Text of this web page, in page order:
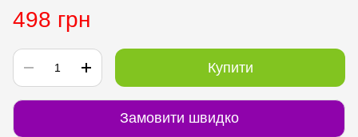
498 грн
Купити
Замовити швидко